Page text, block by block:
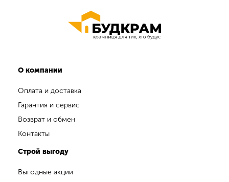
О компании
Оплата и доставка
Гарантия и сервис
Возврат и обмен
Контакты
Строй выгоду
Выгодные акции